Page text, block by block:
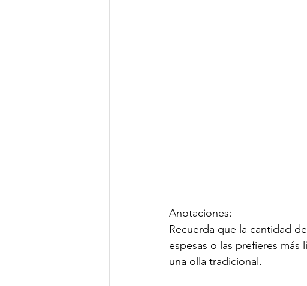
Anotaciones:
Recuerda que la cantidad
espesas o las prefieres
una olla tradicional.